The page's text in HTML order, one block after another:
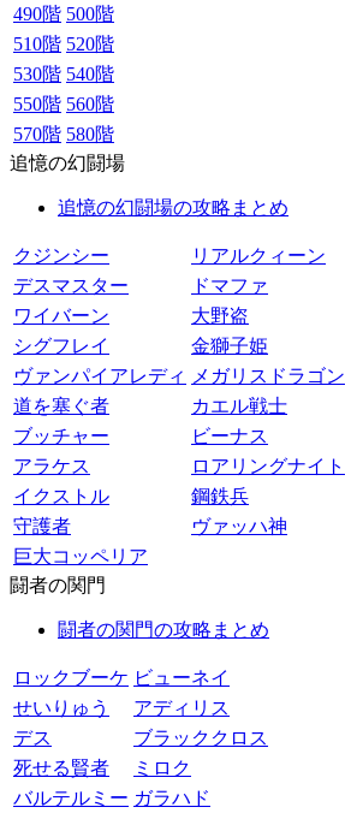
490階 500階
510階 520階
530階 540階
550階 560階
570階 580階
追憶の幻闘場
追憶の幻闘場の攻略まとめ
クジンシー
リアルクィーン
デスマスター
ドマファ
ワイバーン
大野盗
シグフレイ
金獅子姫
ヴァンパイアレディ
メガリスドラゴン
道を塞ぐ者
カエル戦士
ブッチャー
ビーナス
アラケス
ロアリングナイト
イクストル
鋼鉄兵
守護者
ヴァッハ神
巨大コッペリア
闘者の関門
闘者の関門の攻略まとめ
ロックブーケ ビューネイ
せいりゅう
アディリス
デス
ブラッククロス
死せる賢者
ミロク
バルテルミー ガラハド